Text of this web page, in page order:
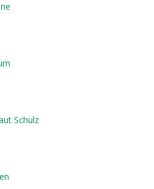
Schulz